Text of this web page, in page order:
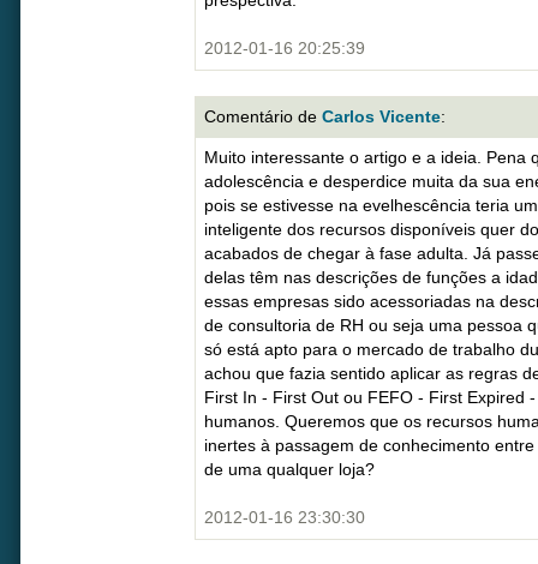
2012-01-16 20:25:39
Comentário de Carlos Vicente:
Muito interessante o artigo e a ideia. Pena
adolescência e desperdice muita da sua
pois se estivesse na evelhescência teria
inteligente dos recursos disponíveis quer
acabados de chegar à fase adulta. Já
delas têm nas descrições de funções a
essas empresas sido acessoriadas na
de consultoria de RH ou seja uma pessoa
só está apto para o mercado de trabalho
achou que fazia sentido aplicar as regras
First In - First Out ou FEFO - First Expired
humanos. Queremos que os recursos
inertes à passagem de conhecimento
de uma qualquer loja?
2012-01-16 23:30:30